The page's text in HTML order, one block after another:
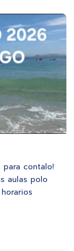
para contalo!
aulas polo